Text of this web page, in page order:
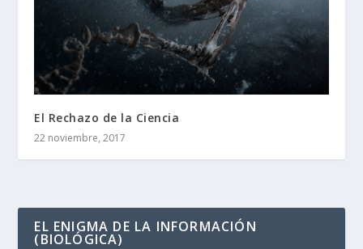
El Rechazo de la Ciencia
22 noviembre, 2017
EL ENIGMA DE LA INFORMACIÓN
(BIOLÓGICA)